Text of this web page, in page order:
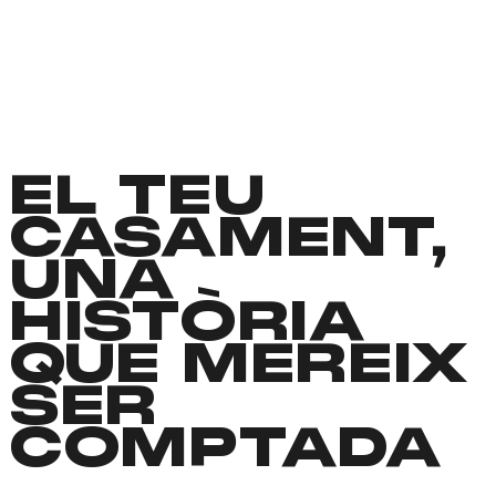
EL TEU
CASAMENT,
UNA
HISTÒRIA
QUE MEREIX
SER
COMPTADA